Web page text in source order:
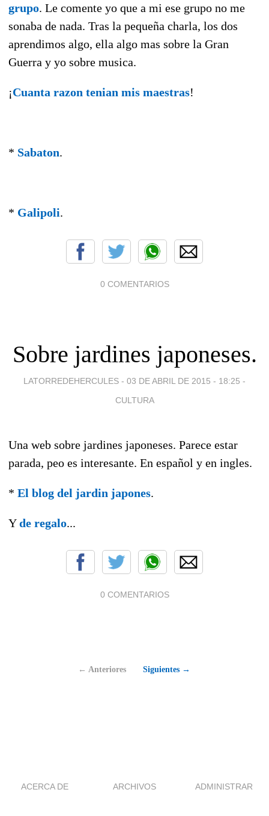
grupo. Le comente yo que a mi ese grupo no me
sonaba de nada. Tras la pequeña charla, los dos
aprendimos algo, ella algo mas sobre la Gran
Guerra y yo sobre musica.
¡Cuanta razon tenian mis maestras!
* Sabaton.
* Galipoli.
0 COMENTARIOS
Sobre jardines japoneses.
LATORREDEHERCULES - 03 DE ABRIL DE 2015 - 18:25 -
CULTURA
Una web sobre jardines japoneses. Parece estar
parada, peo es interesante. En español y en ingles.
* El blog del jardin japones.
Yde regalo...
0 COMENTARIOS
← Anteriores Siguientes →
ACERCA DE ARCHIVOS ADMINISTRAR